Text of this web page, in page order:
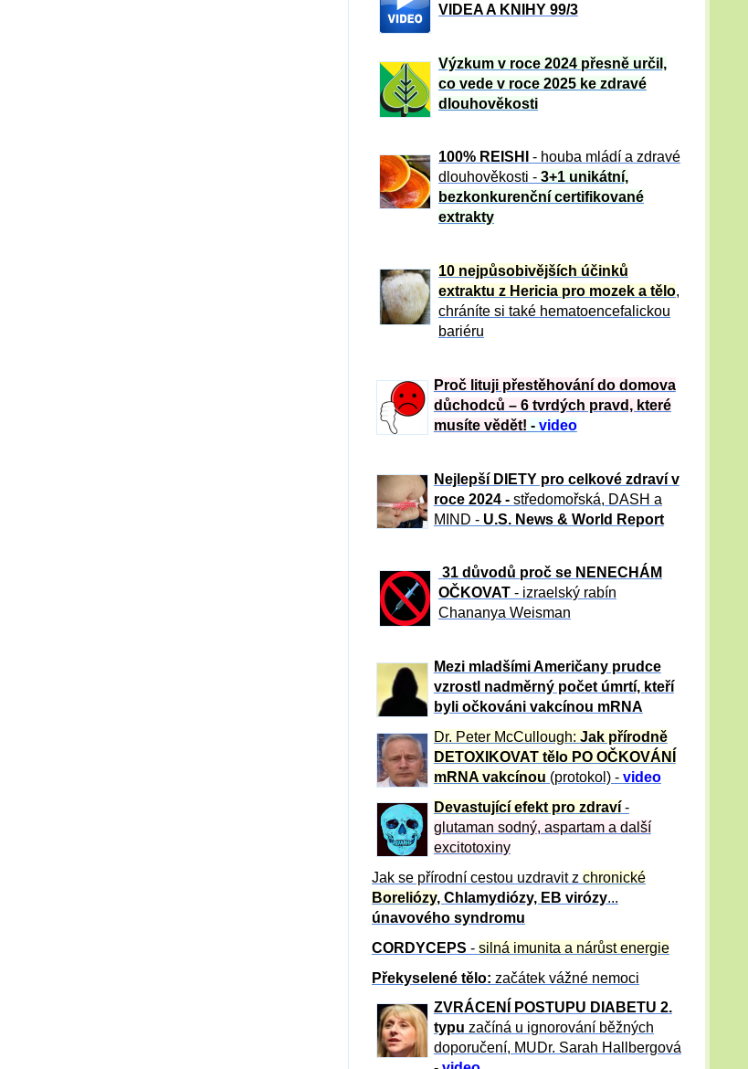
VIDEA A KNIHY 99/3
Výzkum v roce 2024 přesně určil,
co vede v roce 2025 ke zdravé
dlouhověkosti
100% REISHI
- houba mládí a zdravé
dlouhověkosti - 3+1 unikátní,
bezkonkurenční certifikované
extrakty
10 nejpůsobivějších účinků
extraktu z Hericia pro mozek a tělo,
chráníte si také hematoencefalickou
bariéru
Proč lituji přestěhování do domova
důchodců – 6 tvrdých pravd, které
musíte vědět! - video
Nejlepší DIETY pro celkové zdraví v
roce 2024 - středomořská, DASH a
MIND - U.S. News & World Report
31 důvod ů proč se NENECHÁM
OČKOVAT - izraelský rabín
Chananya Weisman
Mezi mladšími Američany prudce
vzrostl nadměrný počet úmrtí, kteří
byli očkováni vakcínou mRNA
Dr. Peter McCullough: Jak přírodně
DETOXIKOVAT tělo PO OČKOVÁNÍ
mRNA vakcínou (protokol) - video
Devastující efekt pro zdraví-
glutaman sodný, aspartam a další
excitotoxiny
Jak se přírodní cestou uzdravit z chronické
Boreliózy, Chlamydiózy, EB virózy...
únavového syndromu
CORDYCEPS - silná imunita a nárůst energie
Překyselené tělo: začátek vážné nemoci
ZVRÁCE NÍ POSTUPU DIABETU 2.
typu začíná u ignorování běžných
doporučení, MUDr. Sarah Hallbergová